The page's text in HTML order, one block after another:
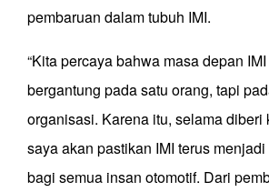
pembaruan dalam tubuh IMI.
“Kita percaya bahwa masa depan
bergantung pada satu orang, tapi
organisasi. Karena itu, selama diberi
saya akan pastikan IMI terus
bagi semua insan otomotif. Dari